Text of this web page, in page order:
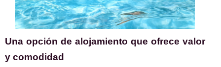
Una opción de alojamiento que ofrece valor
y comodidad